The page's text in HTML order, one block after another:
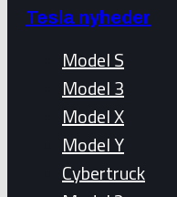
Tesla nyheder
Model S
Model 3
Model X
Model Y
Cybertruck